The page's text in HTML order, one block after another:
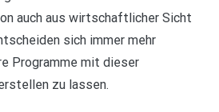
auch aus wirtschaftlicher Sicht
sich immer mehr
Programme mit dieser
zu lassen.